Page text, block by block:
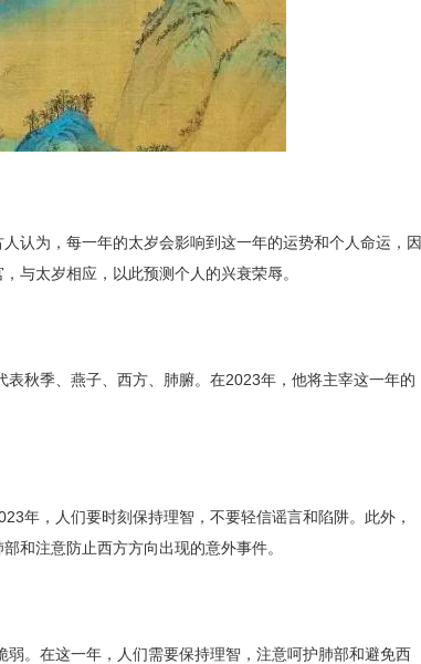
认为，每一年的太岁会影响到这一年的运势和个人命运，因
与太岁相应，以此预测个人的兴衰荣辱。
秋季、燕子、西方、肺腑。在2023年，他将主宰这一年的
年，人们要时刻保持理智，不要轻信谣言和陷阱。此外，
和注意防止西方方向出现的意外事件。
。在这一年，人们需要保持理智，注意呵护肺部和避免西